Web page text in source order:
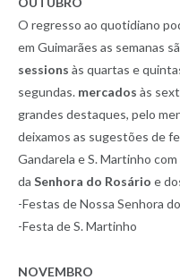
O regresso ao quotidiano
em Guimarães as semanas
sessions às quartas e
segundas. mercados às
grandes destaques, pelo
deixamos as sugestões de
Gandarela e S. Martinho
da Senhora do Rosário e
-Festas de Nossa Senhora
-Festa de S. Martinho
NOVEMBRO